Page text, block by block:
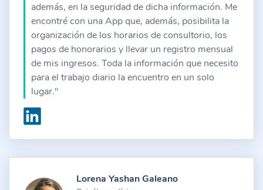
además, en la seguridad de dicha información. Me
encontré con una App que, además, posibilita la
organización de los horarios de consultorio, los
pagos de honorarios y llevar un registro mensual
de mis ingresos. Toda la información que necesito
para el trabajo diario la encuentro en un solo
lugar."
Lorena Yashan Galeano